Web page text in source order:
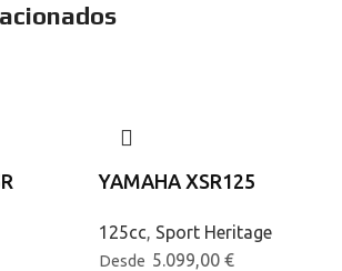
YAMAHA XSR125
125cc, Sport Heritage
Desde 5.099,00 €